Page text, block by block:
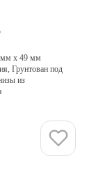
х 49 мм
Грунтован под
из